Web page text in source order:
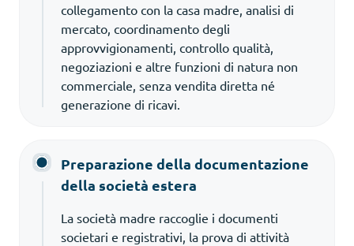
collegamento con la casa madre, analisi di
mercato, coordinamento degli
approvvigionamenti, controllo qualità,
negoziazioni e altre funzioni di natura non
commerciale, senza vendita diretta né
generazione di ricavi.
Preparazione della documentazione
della società estera
La società madre raccoglie i documenti
societari e registrativi, la prova di attività